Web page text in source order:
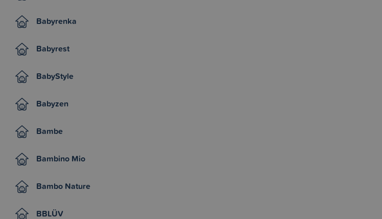
Babyrenka
Babyrest
BabyStyle
Babyzen
Bambe
Bambino Mio
Bambo Nature
BBLÜV